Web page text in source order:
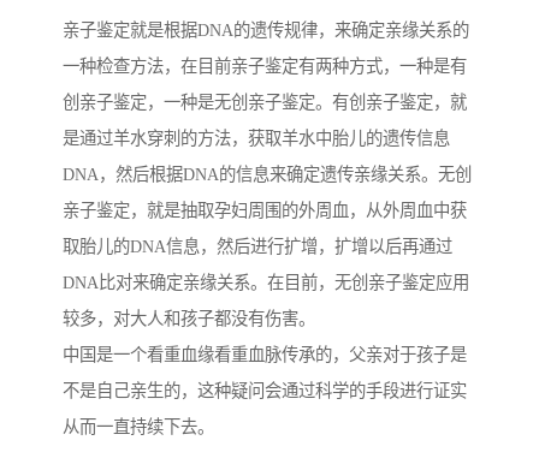
亲子鉴定就是根据DNA的遗传规律，来确定亲缘关系的
一种检查方法，在目前亲子鉴定有两种方式，一种是有
创亲子鉴定，一种是无创亲子鉴定。有创亲子鉴定，就
是通过羊水穿刺的方法，获取羊水中胎儿的遗传信息
DNA，然后根据DNA的信息来确定遗传亲缘关系。无创
亲子鉴定，就是抽取孕妇周围的外周血，从外周血中获
取胎儿的DNA信息，然后进行扩增，扩增以后再通过
DNA比对来确定亲缘关系。在目前，无创亲子鉴定应用
较多，对大人和孩子都没有伤害。
中国是一个看重血缘看重血脉传承的，父亲对于孩子是
不是自己亲生的，这种疑问会通过科学的手段进行证实
从而一直持续下去。